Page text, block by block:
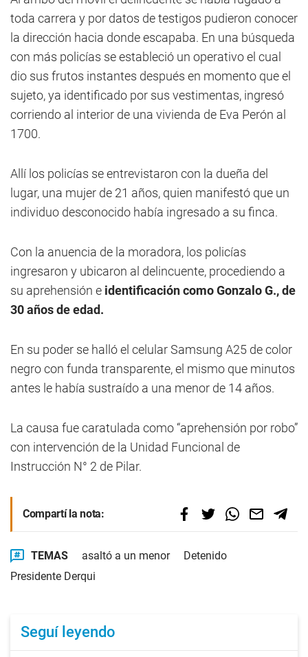
toda carrera y por datos de testigos pudieron conocer
la dirección hacia donde escapaba. En una búsqueda
con más policías se estableció un operativo el cual
dio sus frutos instantes después en momento que el
sujeto, ya identificado por sus vestimentas, ingresó
corriendo al interior de una vivienda de Eva Perón al
1700.
Allí los policías se entrevistaron con la dueña del
lugar, una mujer de 21 años, quien manifestó que un
individuo desconocido había ingresado a su finca.
Con la anuencia de la moradora, los policías
ingresaron y ubicaron al delincuente, procediendo a
su aprehensión e identificación como Gonzalo G., de
30 años de edad.
En su poder se halló el celular Samsung A25 de color
negro con funda transparente, el mismo que minutos
antes le había sustraído a una menor de 14 años.
La causa fue caratulada como “aprehensión por robo”
con intervención de la Unidad Funcional de
Instrucción N° 2 de Pilar.
Compartí la nota:
TEMAS asaltó a un menor
Detenido
Presidente Derqui
Seguí leyendo